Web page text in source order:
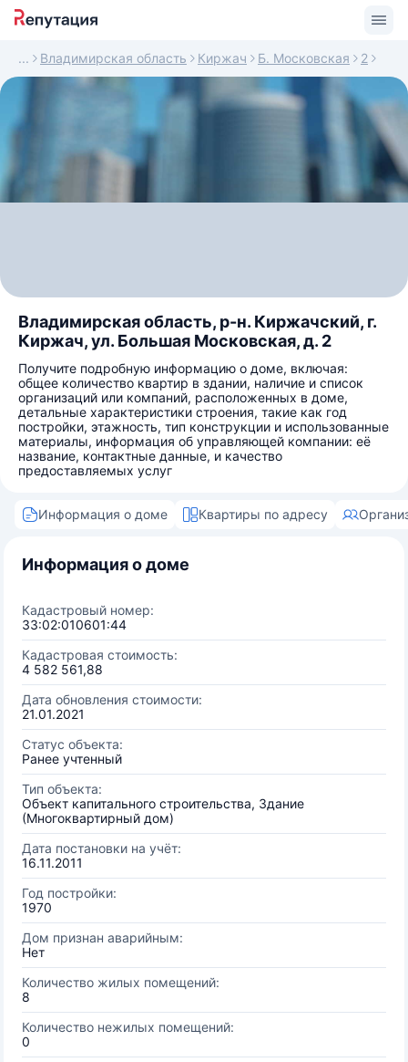
Владимирская область Киржач Б. Московская 2
Владимирская область, р-н. Киржачский, г.
Киржач, ул. Большая Московская, д. 2
Получите подробную информацию о доме, включая:
общее количество квартир в здании, наличие и список
организаций или компаний, расположенных в доме,
детальные характеристики строения, такие как год
постройки, этажность, тип конструкции и использованные
материалы, информация об управляющей компании: её
название, контактные данные, и качество
предоставляемых услуг
Информация о доме Квартиры по адресу
Информация о доме
Кадастровый номер:
33:02:010601:44
Кадастровая стоимость:
4 582 561,88
Дата обновления стоимости:
21.01.2021
Статус объекта:
Ранее учтенный
Тип объекта:
Объект капитального строительства, Здание
(Многоквартирный дом)
Дата постановки на учёт:
16.11.2011
Год постройки:
1970
Дом признан аварийным:
Нет
Количество жилых помещений:
8
Количество нежилых помещений:
0